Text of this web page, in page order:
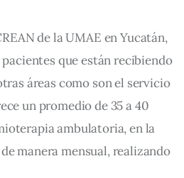
de la UMAE en Yucatán,
pacientes que están recibiendo
áreas como son el servicio
un promedio de 35 a 40
ambulatoria, en la
manera mensual, realizando